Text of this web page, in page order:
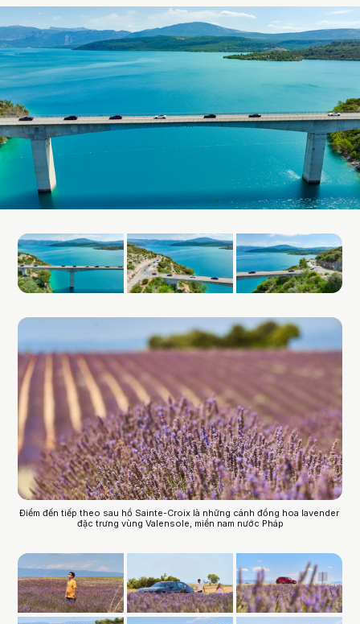
Điểm đến tiếp theo sau hồ Sainte-Croix là những cánh đồng hoa lavender
đặc trưng vùng Valensole, miền nam nước Pháp